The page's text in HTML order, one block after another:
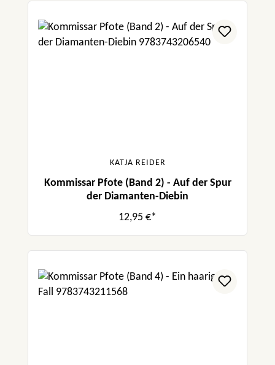
KATJA REIDER
Kommissar Pfote (Band 2) - Auf der Spur
der Diamanten-Diebin
12,95 €*